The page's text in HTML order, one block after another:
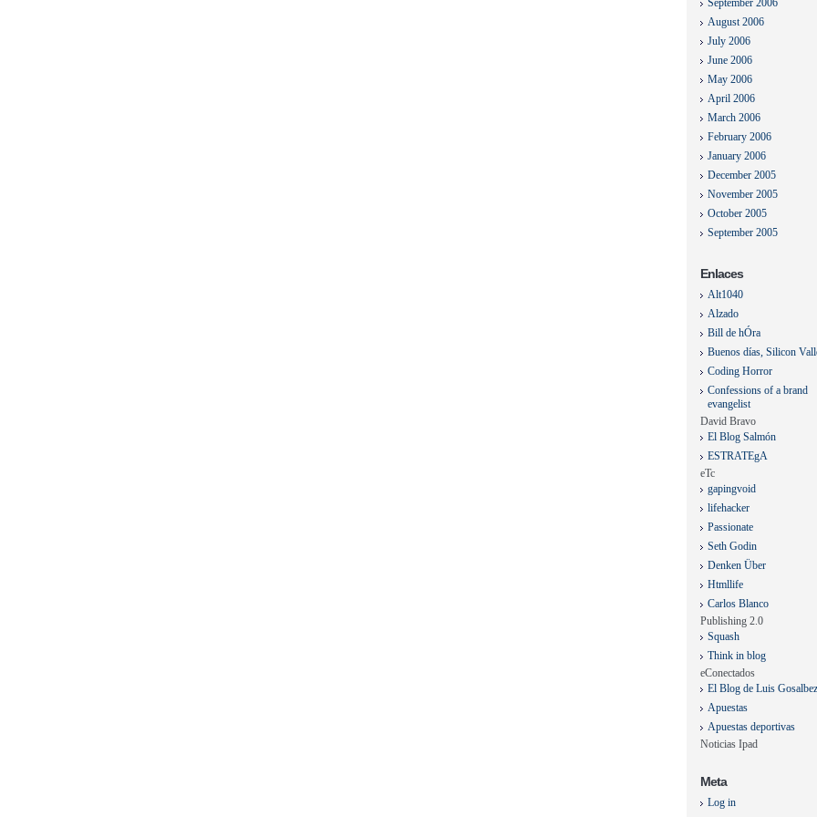
September 2006
August 2006
July 2006
June 2006
May 2006
April 2006
March 2006
February 2006
January 2006
December 2005
November 2005
October 2005
September 2005
Enlaces
Alt1040
Alzado
Bill de hÓra
Buenos días, Silicon
Coding Horror
Confessions of a brand
evangelist
David Bravo
El Blog Salmón
ESTRATEgA
eTc
gapingvoid
lifehacker
Passionate
Seth Godin
Denken Über
Htmllife
Carlos Blanco
Publishing 2.0
Squash
Think in blog
eConectados
El Blog de Luis Gosalbez
Apuestas
Apuestas deportivas
Noticias Ipad
Meta
Log in